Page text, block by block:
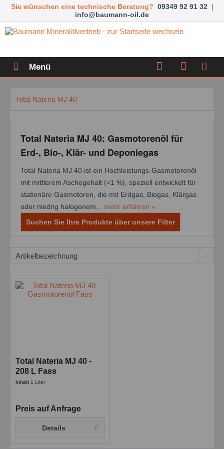
Sie wünschen eine technische Beratung? 09349 92 91 32 |
info@baumann-oil.de
Menü
Total Nateria MJ 40
Total Nateria MJ 40: Gasmotorenöl für
Erd-, Bio-, Klär- und Deponiegas
Total Nateria MJ 40 ist ein Hochleistungs-Gasmotorenöl
mit mittlerem Aschegehalt (<1 %), speziell entwickelt für
stationäre Gasmotoren, die mit Erdgas, Biogas, Klärgas
oder niedrig halogenem... mehr erfahren »
Suchen Sie Ihre Produkte über unsere Filter
Total Nateria MJ 40 -
208 L Fass
Inhalt 1 Liter
Preis auf Anfrage
Details